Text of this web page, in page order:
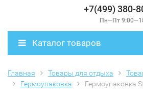
+7(499) 380-
Пн—Пт
Каталог товаров
Главная Товары для отдыха
Гермоупаковка
Гермоупаковка